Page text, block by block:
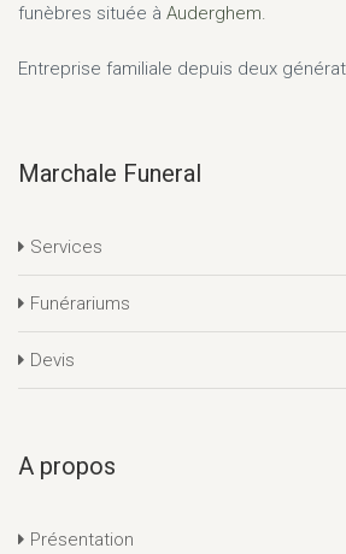
funèbres située à Auderghem.
Entreprise familiale depuis deux
Marchale Funeral
Services
Funérariums
Devis
A propos
Présentation